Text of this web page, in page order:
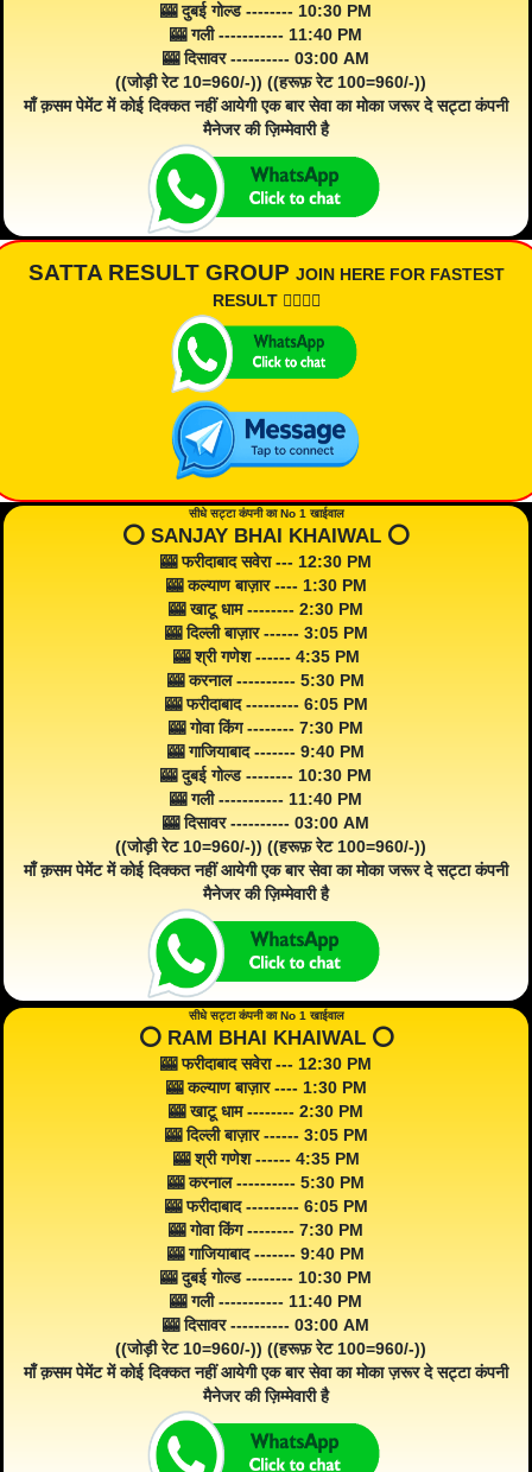
🎰 दुबई गोल्ड -------- 10:30 PM
🎰 गली ----------- 11:40 PM
🎰 दिसावर ---------- 03:00 AM
((जोड़ी रेट 10=960/-)) ((हरूफ़ रेट 100=960/-))
माँ क़सम पेमेंट में कोई दिक्कत नहीं आयेगी एक बार सेवा का मोका जरूर दे सट्टा कंपनी
मैनेजर की ज़िम्मेवारी है
SATTA RESULT GROUP JOIN HERE FOR FASTEST
RESULT 👇🏾👇🏾
सीधे सट्टा कंपनी का No 1 खाईवाल
⭕️ SANJAY BHAI KHAIWAL ⭕️
🎰 फरीदाबाद सवेरा --- 12:30 PM
🎰 कल्याण बाज़ार ---- 1:30 PM
🎰 खाटू धाम -------- 2:30 PM
🎰 दिल्ली बाज़ार ------ 3:05 PM
🎰 श्री गणेश ------ 4:35 PM
🎰 करनाल ---------- 5:30 PM
🎰 फरीदाबाद --------- 6:05 PM
🎰 गोवा किंग -------- 7:30 PM
🎰 गाजियाबाद ------- 9:40 PM
🎰 दुबई गोल्ड -------- 10:30 PM
🎰 गली ----------- 11:40 PM
🎰 दिसावर ---------- 03:00 AM
((जोड़ी रेट 10=960/-)) ((हरूफ़ रेट 100=960/-))
माँ क़सम पेमेंट में कोई दिक्कत नहीं आयेगी एक बार सेवा का मोका जरूर दे सट्टा कंपनी
मैनेजर की ज़िम्मेवारी है
सीधे सट्टा कंपनी का No 1 खाईवाल
⭕️ RAM BHAI KHAIWAL ⭕️
🎰 फरीदाबाद सवेरा --- 12:30 PM
🎰 कल्याण बाज़ार ---- 1:30 PM
🎰 खाटू धाम -------- 2:30 PM
🎰 दिल्ली बाज़ार ------ 3:05 PM
🎰 श्री गणेश ------ 4:35 PM
🎰 करनाल ---------- 5:30 PM
🎰 फरीदाबाद --------- 6:05 PM
🎰 गोवा किंग -------- 7:30 PM
🎰 गाजियाबाद ------- 9:40 PM
🎰 दुबई गोल्ड -------- 10:30 PM
🎰 गली ----------- 11:40 PM
🎰 दिसावर ---------- 03:00 AM
((जोड़ी रेट 10=960/-)) ((हरूफ़ रेट 100=960/-))
माँ क़सम पेमेंट में कोई दिक्कत नहीं आयेगी एक बार सेवा का मोका ज़रूर दे सट्टा कंपनी
मैनेजर की ज़िम्मेवारी है